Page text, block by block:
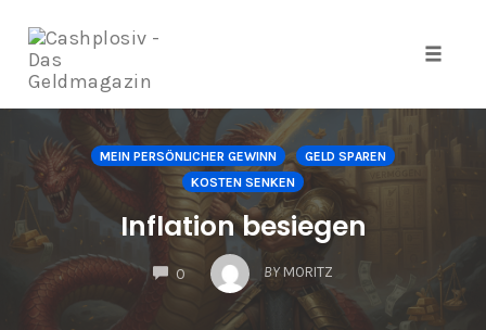
Inhalt
springen
MEIN PERSÖNLICHER GEWINN
GELD SPAREN
KOSTEN SENKEN
Inflation besiegen
0
COMMENTS
BY MORITZ